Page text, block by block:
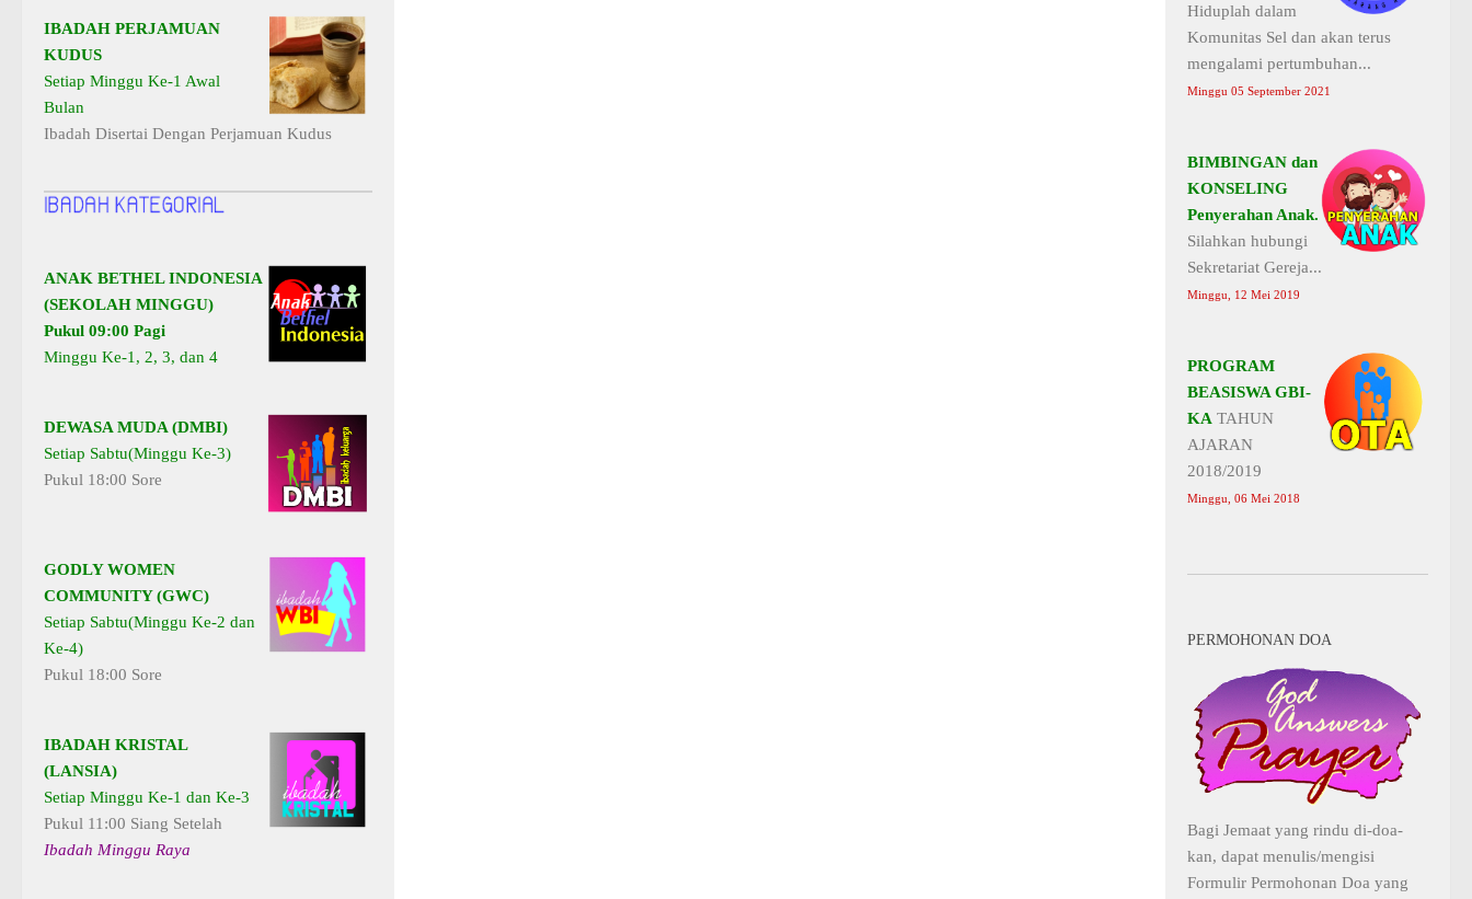
IBADAH PERJAMUAN
KUDUS
Setiap Minggu Ke-1 Awal
Bulan
Ibadah Disertai Dengan Perjamuan Kudus
ANAK BETHEL INDONESIA
(SEKOLAH MINGGU)
Pukul 09:00 Pagi
Minggu Ke-1, 2, 3, dan 4
DEWASA MUDA (DMBI)
Setiap Sabtu(Minggu Ke-3)
Pukul 18:00 Sore
GODLY WOMEN
COMMUNITY (GWC)
Setiap Sabtu(Minggu Ke-2 dan
Ke-4)
Pukul 18:00 Sore
IBADAH KRISTAL
(LANSIA)
Setiap Minggu Ke-1 dan Ke-3
Pukul 11:00 Siang Setelah
Ibadah Minggu Raya
Hiduplah dalam
Komunitas Sel dan akan terus
mengalami pertumbuhan...
Minggu 05 September 2021
BIMBINGAN dan
KONSELING
Penyerahan Anak.
Silahkan hubungi
Sekretariat Gereja...
Minggu, 12 Mei 2019
PROGRAM
BEASISWA GBI-
KA TAHUN
AJARAN
2018/2019
Minggu, 06 Mei 2018
PERMOHONAN DOA
Bagi Jemaat yang rindu di-doa-
kan, dapat menulis/mengisi
Formulir Permohonan Doa yang